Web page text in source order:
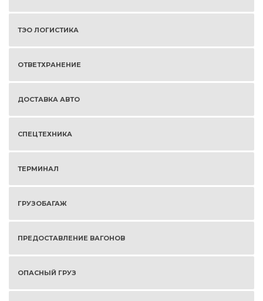
ТЭО ЛОГИСТИКА
ОТВЕТХРАНЕНИЕ
ДОСТАВКА АВТО
СПЕЦТЕХНИКА
ТЕРМИНАЛ
ГРУЗОБАГАЖ
ПРЕДОСТАВЛЕНИЕ ВАГОНОВ
ОПАСНЫЙ ГРУЗ